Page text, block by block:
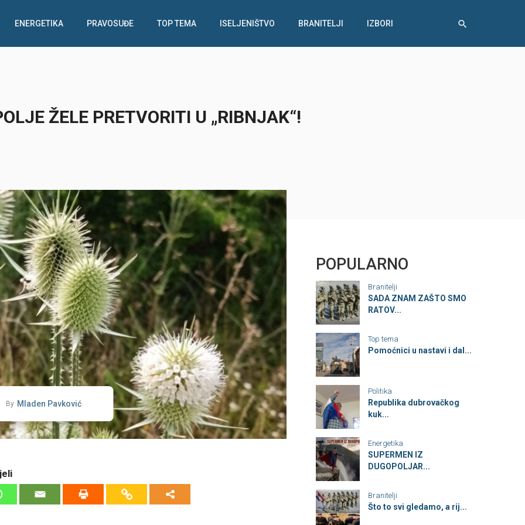
ENERGETIKA PRAVOSUĐE TOP TEMA ISELJENIŠTVO BRANITELJI IZBORI
ŽELE PRETVORITI U „RIBNJAK“!
By Mladen Pavković
POPULARNO
Branitelji
SADA ZNAM ZAŠTO SMO
RATOV...
Top tema
Pomoćnici u nastavi i dal...
Politika
Republika dubrovačkog
kuk...
Energetika
SUPERMEN IZ
DUGOPOLJAR...
Branitelji
Što to svi gledamo, a rij...